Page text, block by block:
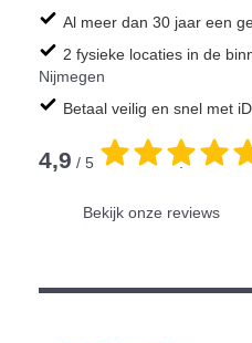
Al meer dan 30 jaar een
2 fysieke locaties in de
Nijmegen
Betaal veilig en snel met
4,9 / 5 .
Bekijk onze reviews